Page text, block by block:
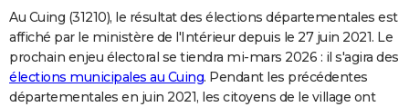
COPAINS D'AVANT
S'inscrire
Se connecter
Lycées
Collèges
Primaires
Universités
Entreprises
Service militaire
Avis de recherche
AVIS DE DÉCÈS
FORUM
Au Cuing (31210), le résultat des élections départementales est
affiché par le ministère de l'Intérieur depuis le 27 juin 2021. Le
prochain enjeu électoral se tiendra mi-mars 2026 : il s'agira des
élections municipales au Cuing. Pendant les précédentes
départementales en juin 2021, les citoyens de le village ont